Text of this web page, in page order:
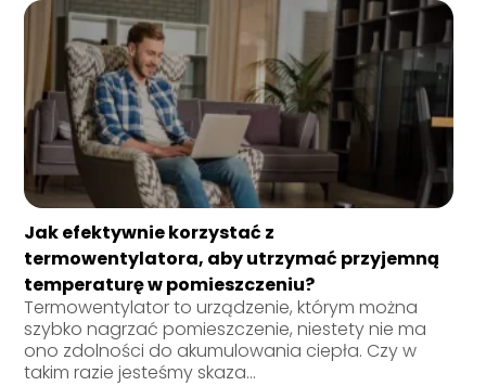
Jak efektywnie korzystać z
termowentylatora, aby utrzymać przyjemną
temperaturę w pomieszczeniu?
Termowentylator to urządzenie, którym można
szybko nagrzać pomieszczenie, niestety nie ma
ono zdolności do akumulowania ciepła. Czy w
takim razie jesteśmy skaza...